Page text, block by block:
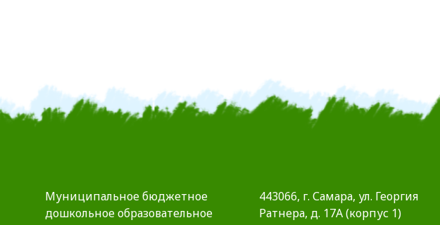
Муниципальное бюджетное
дошкольное образовательное
443066, г. Самара, ул. Георгия
Ратнера, д. 17А (корпус 1)